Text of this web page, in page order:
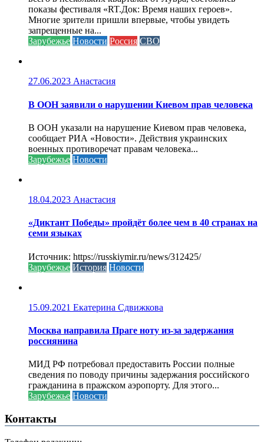
показы фестиваля «RT.Док: Время наших героев».
Многие зрители пришли впервые, чтобы увидеть
запрещенные на...
Зарубежье Новости Россия СВО
27.06.2023 Анастасия
В ООН заявили о нарушении Киевом прав человека
В ООН указали на нарушение Киевом прав человека,
сообщает РИА «Новости». Действия украинских
военных противоречат правам человека...
Зарубежье Новости
18.04.2023 Анастасия
«Диктант Победы» пройдёт более чем в 40 странах на
семи языках
Источник: https://russkiymir.ru/news/312425/
Зарубежье История Новости
15.09.2021 Екатерина Сдвижкова
Москва направила Праге ноту из-за задержания
россиянина
МИД РФ потребовал предоставить России полные
сведения по поводу причины задержания российского
гражданина в пражском аэропорту. Для этого...
Зарубежье Новости
Контакты